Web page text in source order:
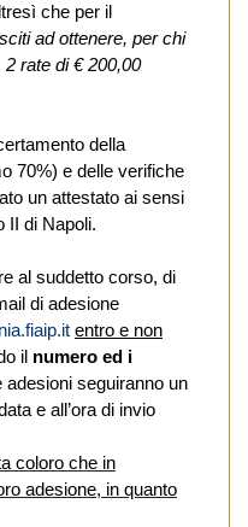
che per il
ad ottenere, per chi
rate di € 200,00
della
70%) e delle verifiche
un attestato ai sensi
II di Napoli.
al suddetto corso, di
di adesione
entro e non
il numero ed i
adesioni seguiranno un
e all’ora di invio
coloro che in
adesione, in quanto